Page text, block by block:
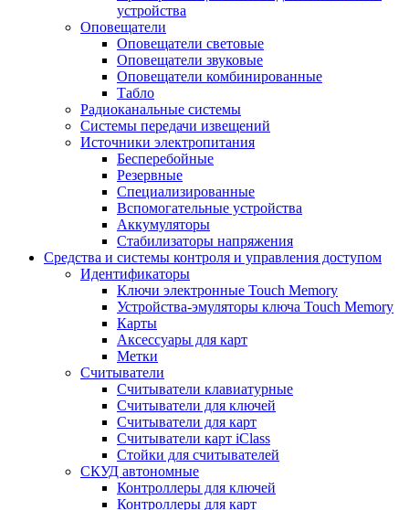
устройства
Оповещатели
Оповещатели световые
Оповещатели звуковые
Оповещатели комбинированные
Табло
Радиоканальные системы
Системы передачи извещений
Источники электропитания
Бесперебойные
Резервные
Специализированные
Вспомогательные устройства
Аккумуляторы
Стабилизаторы напряжения
Средства и системы контроля и управления доступом
Идентификаторы
Ключи электронные Touch Memory
Устройства-эмуляторы ключа Touch Memory
Карты
Аксессуары для карт
Метки
Считыватели
Считыватели клавиатурные
Считыватели для ключей
Считыватели для карт
Считыватели карт iClass
Стойки для считывателей
СКУД автономные
Контроллеры для ключей
Контроллеры для карт